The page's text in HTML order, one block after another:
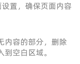
置，确保页面内容
内容的部分，删除
空白区域。